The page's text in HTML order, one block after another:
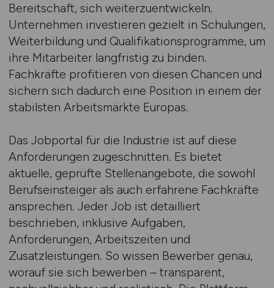
Bereitschaft, sich weiterzuentwickeln.
Unternehmen investieren gezielt in Schulungen,
Weiterbildung und Qualifikationsprogramme, um
ihre Mitarbeiter langfristig zu binden.
Fachkräfte profitieren von diesen Chancen und
sichern sich dadurch eine Position in einem der
stabilsten Arbeitsmärkte Europas.
Das Jobportal für die Industrie ist auf diese
Anforderungen zugeschnitten. Es bietet
aktuelle, geprüfte Stellenangebote, die sowohl
Berufseinsteiger als auch erfahrene Fachkräfte
ansprechen. Jeder Job ist detailliert
beschrieben, inklusive Aufgaben,
Anforderungen, Arbeitszeiten und
Zusatzleistungen. So wissen Bewerber genau,
worauf sie sich bewerben – transparent,